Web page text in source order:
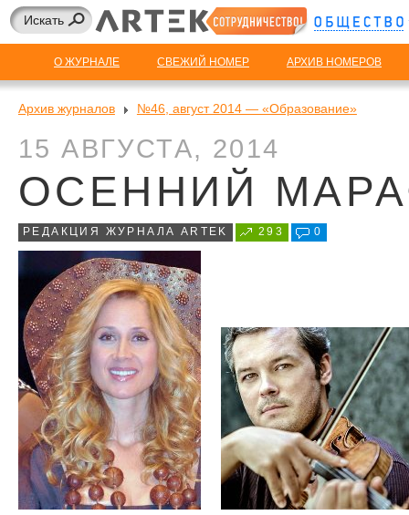
О ЖУРНАЛЕ СВЕЖИЙ НОМЕР АРХИВ НОМЕРОВ
Архив журналов №46, август 2014 — «Образование»
15 АВГУСТА, 2014
ОСЕННИЙ
РЕДАКЦИЯ ЖУРНАЛА ARTEK 293 0